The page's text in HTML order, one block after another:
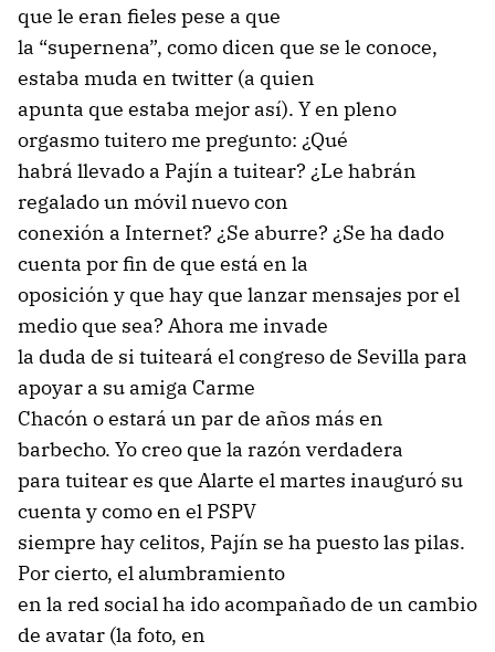
que le eran fieles pese a que
la “supernena”, como dicen que se le conoce,
estaba muda en twitter (a quien
apunta que estaba mejor así). Y en pleno
orgasmo tuitero me pregunto: ¿Qué
habrá llevado a Pajín a tuitear? ¿Le habrán
regalado un móvil nuevo con
conexión a Internet? ¿Se aburre? ¿Se ha dado
cuenta por fin de que está en la
oposición y que hay que lanzar mensajes por el
medio que sea? Ahora me invade
la duda de si tuiteará el congreso de Sevilla para
apoyar a su amiga Carme
Chacón o estará un par de años más en
barbecho. Yo creo que la razón verdadera
para tuitear es que Alarte el martes inauguró su
cuenta y como en el PSPV
siempre hay celitos, Pajín se ha puesto las pilas.
Por cierto, el alumbramiento
en la red social ha ido acompañado de un cambio
de avatar (la foto, en